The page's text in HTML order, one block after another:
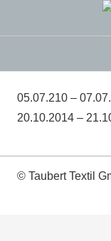
05.07.210 –
20.10.2014 –
© Taubert Textil